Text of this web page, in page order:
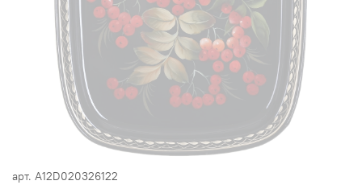
арт. A12D020326122